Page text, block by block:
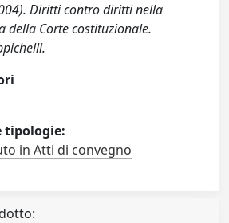
Diritti contro diritti nella
della Corte costituzionale.
tipologie:
in Atti di convegno